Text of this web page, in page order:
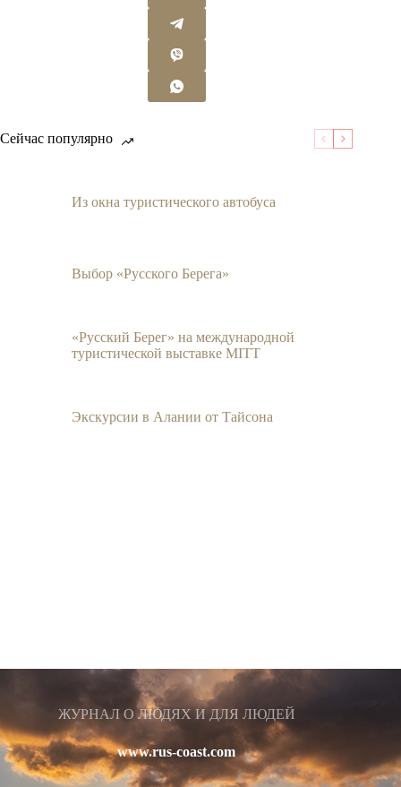
Сейчас популярно
Из окна туристического автобуса
Выбор «Русского Берега»
«Русский Берег» на международной
туристической выставке MITT
Экскурсии в Алании от Тайсона
ЖУРНАЛ О ЛЮДЯХ И ДЛЯ ЛЮДЕЙ
www.rus-coast.com